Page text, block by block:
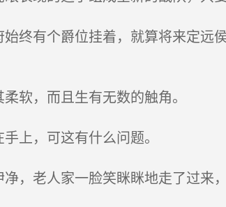
终有个爵位挂着，就算将来定远
软，而且生有无数的触角。
上，可这有什么问题。
，老人家一脸笑眯眯地走了过来